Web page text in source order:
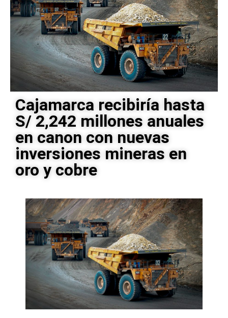
Cajamarca recibiría hasta
S/ 2,242 millones anuales
en canon con nuevas
inversiones mineras en
oro y cobre